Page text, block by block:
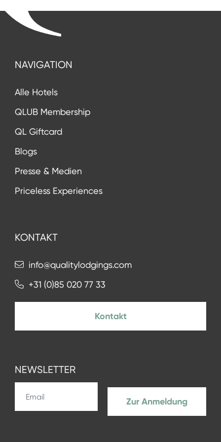
NAVIGATION
Alle Hotels
QLUB Membership
QL Giftcard
Blogs
Presse & Medien
Priceless Experiences
KONTAKT
info@qualitylodgings.com
+31 (0)85 020 77 33
Kontakt
NEWSLETTER
Zur Anmeldung